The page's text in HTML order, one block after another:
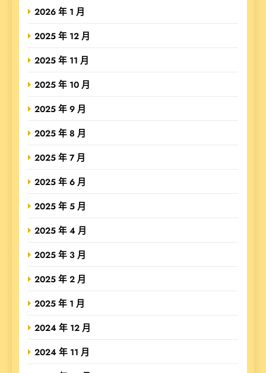
2026 年 1 月
2025 年 12 月
2025 年 11 月
2025 年 10 月
2025 年 9 月
2025 年 8 月
2025 年 7 月
2025 年 6 月
2025 年 5 月
2025 年 4 月
2025 年 3 月
2025 年 2 月
2025 年 1 月
2024 年 12 月
2024 年 11 月